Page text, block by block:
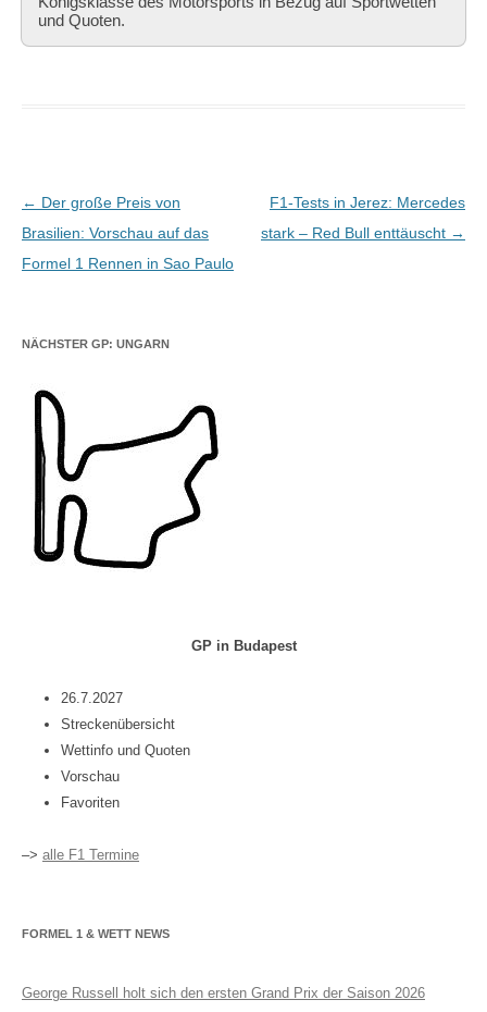
und Quoten.
Beitragsnavigation
← Der große Preis von
Brasilien: Vorschau auf das
Formel 1 Rennen in Sao Paulo
F1-Tests in Jerez: Mercedes
stark – Red Bull enttäuscht →
NÄCHSTER GP: UNGARN
GP in Budapest
26.7.2027
Streckenübersicht
Wettinfo und Quoten
Vorschau
Favoriten
–> alle F1 Termine
FORMEL 1 & WETT NEWS
George Russell holt sich den ersten Grand Prix der Saison 2026